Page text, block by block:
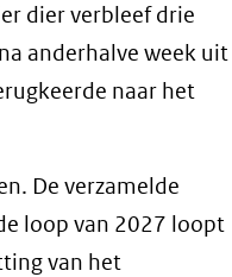
dier verbleef drie
anderhalve week uit
naar het
De verzamelde
loop van 2027 loopt
van het